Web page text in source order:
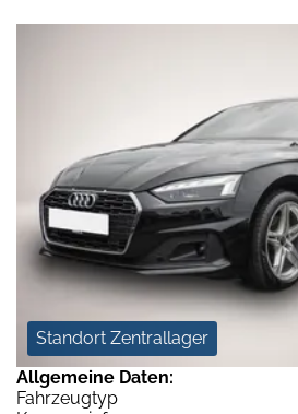
Standort Zentrallager
Allgemeine Daten:
Fahrzeugtyp